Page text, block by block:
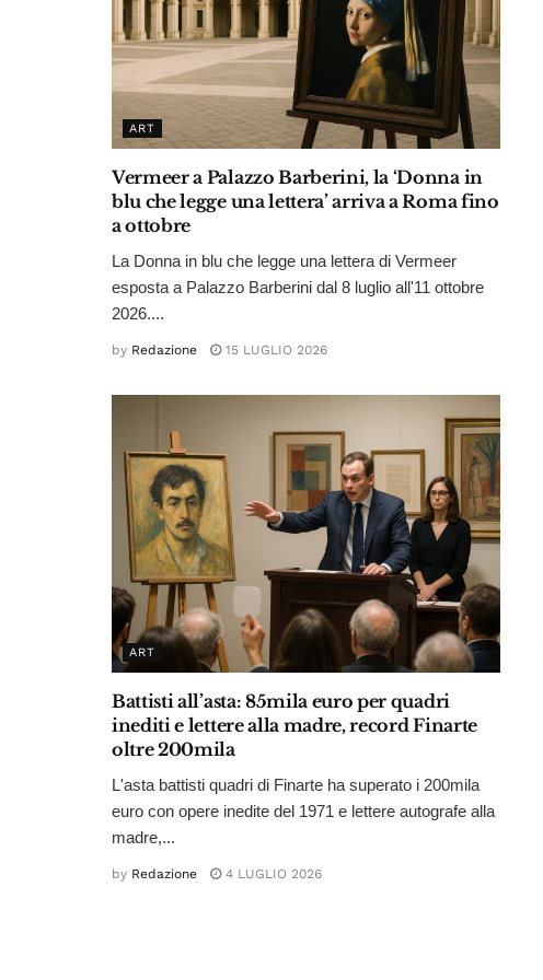
ART
Vermeer a Palazzo Barberini, la ‘Donna in
blu che legge una lettera’ arriva a Roma fino
a ottobre
La Donna in blu che legge una lettera di Vermeer
esposta a Palazzo Barberini dal 8 luglio all'11 ottobre
2026....
by Redazione 15 LUGLIO 2026
ART
Battisti all’asta: 85mila euro per quadri
inediti e lettere alla madre, record Finarte
oltre 200mila
L'asta battisti quadri di Finarte ha superato i 200mila
euro con opere inedite del 1971 e lettere autografe alla
madre,...
by Redazione 4 LUGLIO 2026